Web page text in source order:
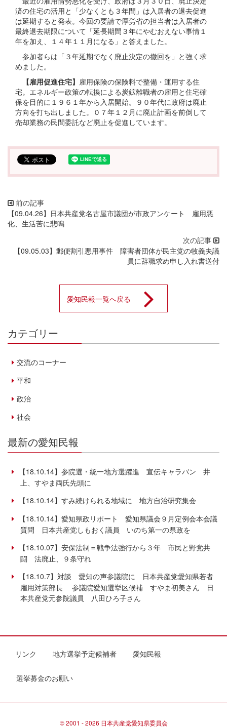
済の住宅の活用と「少なくとも３年間」は入居者の退去促進
は延期すると発表。今回の要請で厚労省の担当者は入居者の
最終退去期限について「延長期間３年にやむおえない事情１
年を加え、１４年１１月になる」と答えました。
参加者らは「３年延期でなく廃止決定の撤回を」と強く求
めました。
【雇用促進住宅】 雇用保険の保険料で整備・運用する住
宅。エネルギー政策の転換による炭鉱離職者の雇用と住宅確
保を目的に１９６１年から入居開始。９０年代に政府は廃止
方向を打ち出しました。０７年１２月に廃止計画を前倒して
売却業務の民間委託など廃止を促進しています。
【09.04.26】日本共産党名古屋市議団が市政アンケート 雇用悪
化、生活苦に悲鳴
【09.05.03】郵便割引悪用事件 障害者団体が民主党の牧義夫議
員に辞職求め申し入れ書送付
愛知民報一覧へ戻る
カテゴリー
交流のコーナー
平和
政治
社会
最新の愛知民報
【18.10.14】参院選・統一地方選躍進 宣伝キャラバン 井
上、すやま両氏先頭に
【18.10.14】すみ続けられる地域に 地方自治研究集会
【18.10.14】愛知県政リポート 愛知県議会９月定例会本会議
質問 日本共産党しもおく議員 いのち第一の県政を
【18.10.07】安保法制＝戦争法強行から３年 市民と野党共
闘 法廃止、９条守れ
【18.10.7】対談 愛知の声参議院に 日本共産党愛知県若者
雇用対策部長 参議院愛知選挙区候補 すやま初美さん 日
本共産党元参院議員 八田ひろ子さん
リンク 地方選挙予定候補者 愛知民報
選挙募金のお願い
© 2001 - 2026 日本共産党愛知県委員会